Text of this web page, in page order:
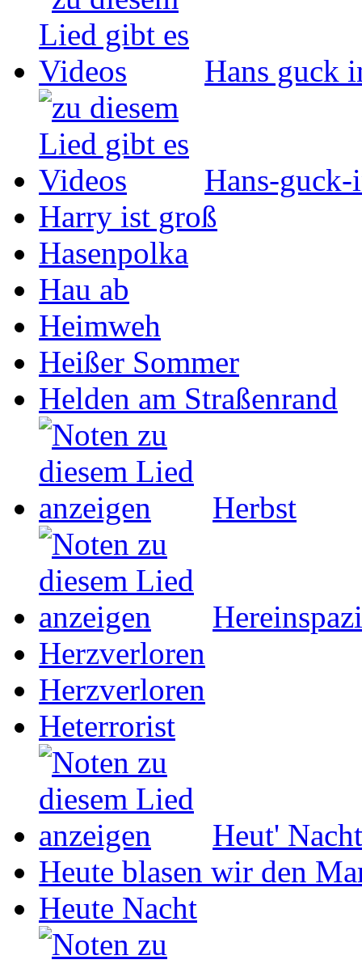
Hans guck
Hans-
Harry ist groß
Hasenpolka
Hau ab
Heimweh
Heißer Sommer
Helden am Straßenrand
Herbst
Herzverloren
Herzverloren
Heterrorist
Heut' Nacht
Heute blasen wir den
Heute Nacht